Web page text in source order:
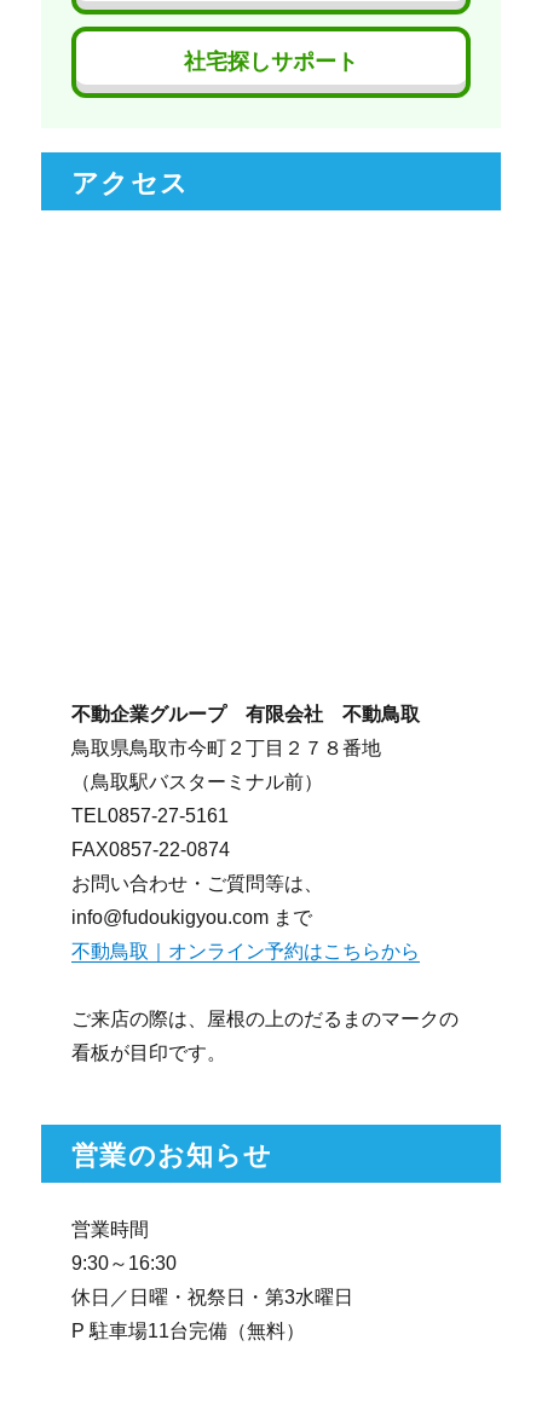
社宅探しサポート
アクセス
不動企業グループ 有限会社 不動鳥取
鳥取県鳥取市今町２丁目２７８番地
（鳥取駅バスターミナル前）
TEL0857-27-5161
FAX0857-22-0874
お問い合わせ・ご質問等は、
info@fudoukigyou.com まで
不動鳥取｜オンライン予約はこちらから
ご来店の際は、屋根の上のだるまのマークの
看板が目印です。
営業のお知らせ
営業時間
9:30～16:30
休日／日曜・祝祭日・第3水曜日
P 駐車場11台完備（無料）